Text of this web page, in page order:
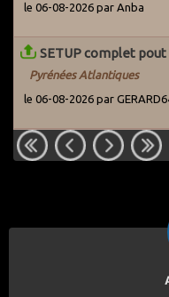
le 06-08-2026 par Anba
SETUP complet
Pyrénées Atlantiques
le 06-08-2026 par